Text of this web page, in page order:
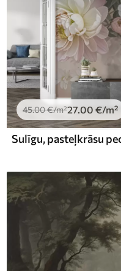
45.00€/m²27.00 €/m²